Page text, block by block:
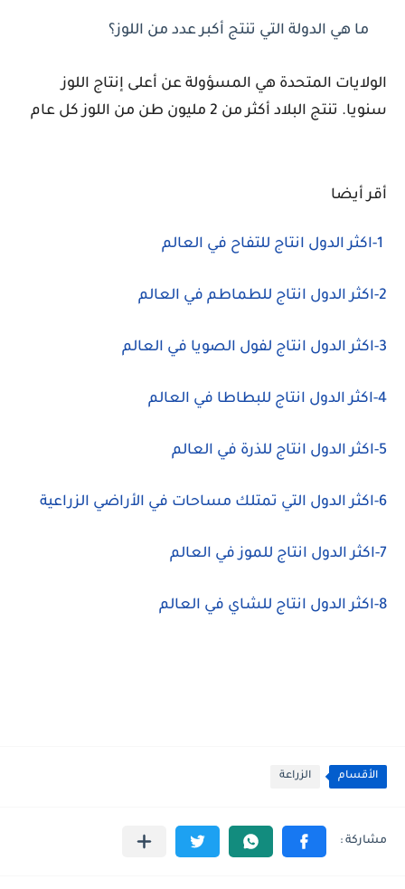
ما هي الدولة التي تنتج أكبر عدد من اللوز؟
الولايات المتحدة هي المسؤولة عن أعلى إنتاج اللوز
سنويا. تنتج البلاد أكثر من 2 مليون طن من اللوز كل عام
أقر أيضا
1-اكثر الدول انتاج للتفاح في العالم
2-اكثر الدول انتاج للطماطم في العالم
3-اكثر الدول انتاج لفول الصويا في العالم
4-اكثر الدول انتاج للبطاطا في العالم
5-اكثر الدول انتاج للذرة في العالم
6-اكثر الدول التي تمتلك مساحات في الأراضي الزراعية
7-اكثر الدول انتاج للموز في العالم
8-اكثر الدول انتاج للشاي في العالم
الأقسام الزراعة